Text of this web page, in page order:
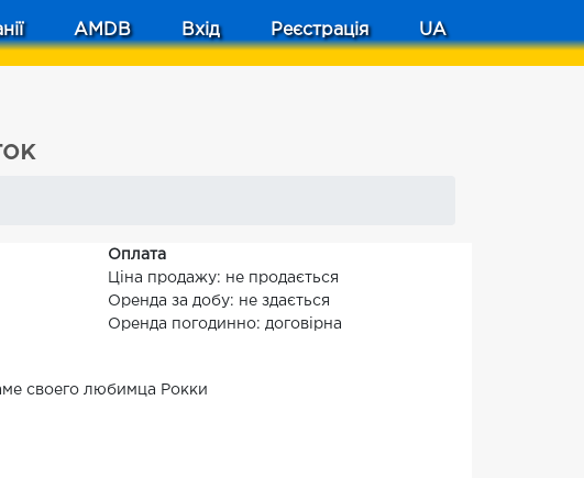
AMDB Вхід Реєстрація UA
Оплата
Ціна продажу: не продається
Оренда за добу: не здається
Оренда погодинно: договірна
своего любимца Рокки